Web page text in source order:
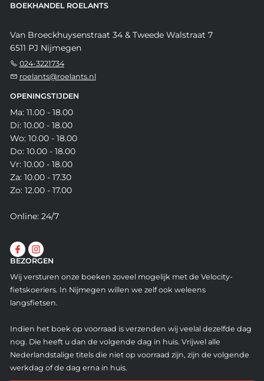
BOEKHANDEL ROELANTS
Van Broeckhuysenstraat 34 & Tweede Walstraat 7
6511 PJ Nijmegen
024-3221734
roelants@roelants.nl
OPENINGSTIJDEN
Ma: 11.00 - 18.00
Di: 10.00 - 18.00
Wo: 10.00 - 18.00
Do: 10.00 - 18.00
Vr: 10.00 - 18.00
Za: 10.00 - 17.30
Zo: 12.00 - 17.00
Online: 24/7
BEZORGEN
Wij versturen onze boeken zoveel mogelijk met de Velocity-
fietskoeriers. In Nijmegen willen we zelf ook weleens
langsfietsen.
Indien het boek op voorraad is verzenden wij veelal dezelfde dag
nog. Die heeft u dan de volgende dag in huis. Vrijwel alle
Nederlandstalige titels die niet op voorraad zijn, zijn de volgende
werkdag of de dag erna in huis.